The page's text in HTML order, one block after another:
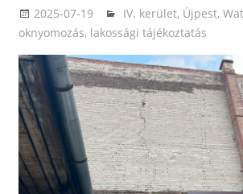
2025-07-19 ketfarkukutya
IV. kerület, Újpest,
oknyomozás, lakossági tájékoztatás